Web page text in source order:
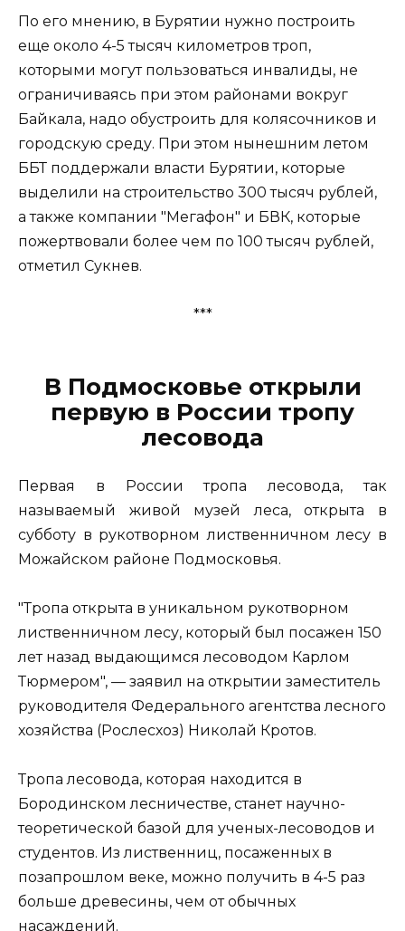
По его мнению, в Бурятии нужно построить
еще около 4-5 тысяч километров троп,
которыми могут пользоваться инвалиды, не
ограничиваясь при этом районами вокруг
Байкала, надо обустроить для колясочников и
городскую среду. При этом нынешним летом
ББТ поддержали власти Бурятии, которые
выделили на строительство 300 тысяч рублей,
а также компании "Мегафон" и БВК, которые
пожертвовали более чем по 100 тысяч рублей,
отметил Сукнев.
***
В Подмосковье открыли
первую в России тропу
лесовода
Первая в России тропа лесовода, так
называемый живой музей леса, открыта в
субботу в рукотворном лиственничном лесу в
Можайском районе Подмосковья.
"Тропа открыта в уникальном рукотворном
лиственничном лесу, который был посажен 150
лет назад выдающимся лесоводом Карлом
Тюрмером", — заявил на открытии заместитель
руководителя Федерального агентства лесного
хозяйства (Рослесхоз) Николай Кротов.
Тропа лесовода, которая находится в
Бородинском лесничестве, станет научно-
теоретической базой для ученых-лесоводов и
студентов. Из лиственниц, посаженных в
позапрошлом веке, можно получить в 4-5 раз
больше древесины, чем от обычных
насаждений.